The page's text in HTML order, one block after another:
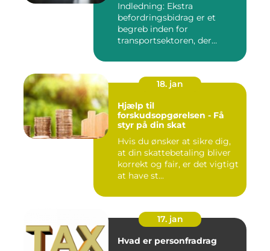
Indledning: Ekstra
befordringsbidrag er et
begreb inden for
transportsektoren, der
18. jan
Hjælp til
forskudsopgørelsen - Få
styr på din skat
Hvis du ønsker at sikre dig,
at din skattebetaling bliver
korrekt og fair, er det vigtigt
at have st...
17. jan
Hvad er personfradrag